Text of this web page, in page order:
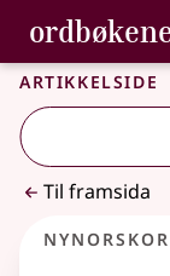
Gå til
Tilgjenge
Bokmålsordboka og
Artikkelside
Til framsida